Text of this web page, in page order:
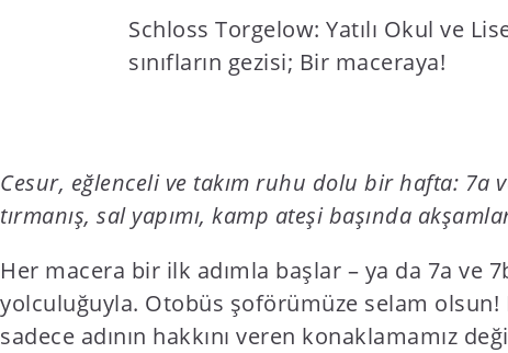
t
e
t
Schloss Torgelow: Yatılı Okul ve
sınıfların gezisi; Bir maceraya!
Cesur, eğlenceli ve takım ruhu dolu bir hafta: 7a
tırmanış, sal yapımı, kamp ateşi başında
Her macera bir ilk adımla başlar – ya da 7a ve
yolculuğuyla. Otobüs şoförümüze selam olsun!
sadece adının hakkını veren konaklamamız